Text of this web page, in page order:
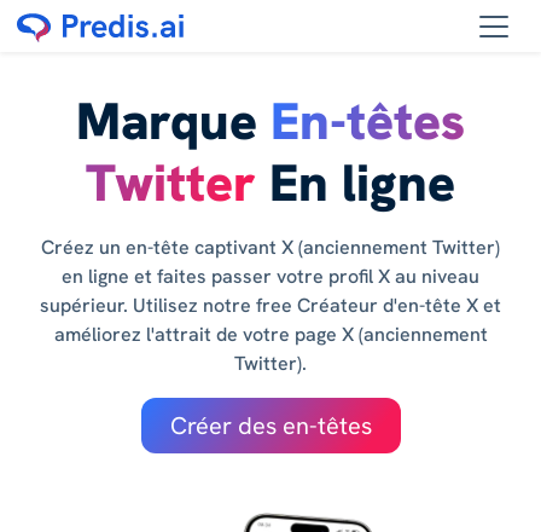
Marque En-têtes
Twitter En ligne
Créez un en-tête captivant X (anciennement Twitter)
en ligne et faites passer votre profil X au niveau
supérieur. Utilisez notre free Créateur d'en-tête X et
améliorez l'attrait de votre page X (anciennement
Twitter).
Créer des en-têtes